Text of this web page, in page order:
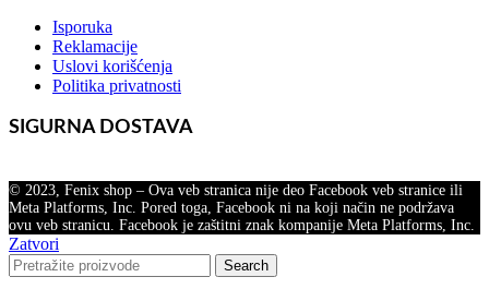
Isporuka
Reklamacije
Uslovi korišćenja
Politika privatnosti
SIGURNA DOSTAVA
© 2023, Fenix shop – Ova veb stranica nije deo Facebook veb stranice ili
Meta Platforms, Inc. Pored toga, Facebook ni na koji način ne podržava
ovu veb stranicu. Facebook je zaštitni znak kompanije Meta Platforms, Inc.
Zatvori
Search